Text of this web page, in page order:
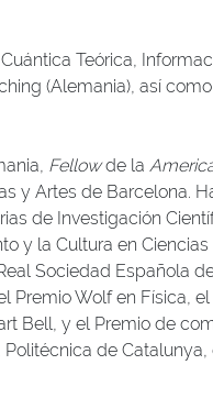
Teórica,
(Alemania), así
Fellowde la
y Artes de Barcelona.
de Investigación
y la Cultura en
Sociedad Española
Wolf en Física,
Bell, y el Premio de
de